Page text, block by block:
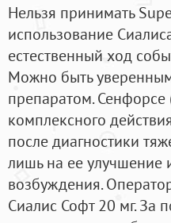
Нельзя принимать
использование
естественный ход
Можно быть
препаратом.
комплексного
после диагностики
лишь на ее улучшение
возбуждения.
Сиалис Софт 20 мг. За